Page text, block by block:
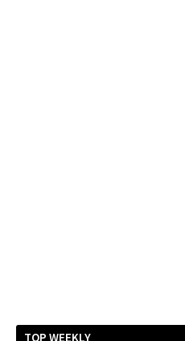
TOP WEEKLY